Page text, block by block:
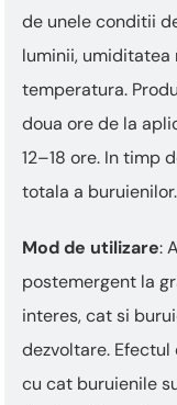
de unele conditii
luminii, umiditatea
temperatura.
doua ore de la
12–18 ore. In timp
totala a buruienilor.
Mod de utilizare:
postemergent la
interes, cat si
dezvoltare.
cu cat buruienile